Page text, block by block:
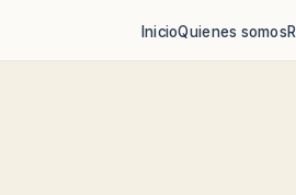
InicioQuienes somos